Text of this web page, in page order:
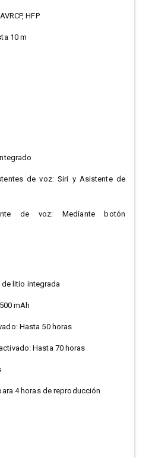
HFP
10 m
de voz: Siri y Asistente de
de voz: Mediante botón
litio integrada
mAh
Hasta 50 horas
Hasta 70 horas
4 horas de reproducción